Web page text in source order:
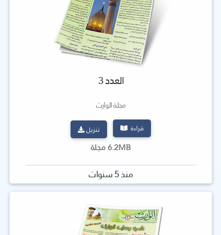
العدد 3
مجلة الوارث
قراءة تنزيل
6.2MB مجلة
منذ 5 سنوات